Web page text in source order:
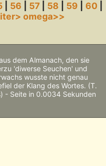
56 57 58 59 60
omega>>
dem Almanach, den sie
'diwerse Seuchen' und
wusste nicht genau
der Klang des Wortes. (T.
- Seite in 0.0034 Sekunden